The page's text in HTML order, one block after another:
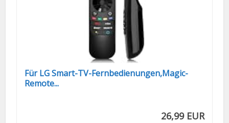
Für LG Smart-TV-Fernbedienungen,Magic-
Remote...
26,99 EUR